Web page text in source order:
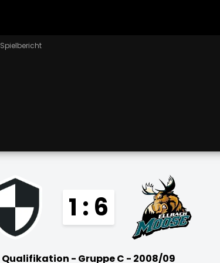
Spielbericht
1 : 6
Qualifikation - Gruppe C - 2008/09